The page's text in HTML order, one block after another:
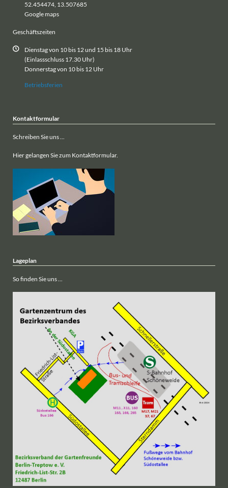
52.454474, 13.507685
Google maps
Geschäftszeiten
Dienstag von 10 bis 12 und 15 bis 18 Uhr
(Einlassschluss 17.30 Uhr)
Donnerstag von 10 bis 12 Uhr
Betriebsferien
Kontaktformular
Schreiben Sie uns ...
Hier gelangen Sie zum Kontaktformular.
Lageplan
So finden Sie uns ...